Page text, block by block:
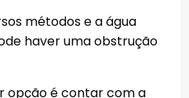
métodos e a água
haver uma obstrução
opção é contar com a